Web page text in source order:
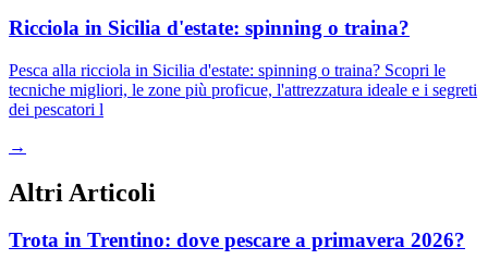
Ricciola in Sicilia d'estate: spinning o traina?
Pesca alla ricciola in Sicilia d'estate: spinning o traina? Scopri le
tecniche migliori, le zone più proficue, l'attrezzatura ideale e i segreti
dei pescatori l
→
Altri Articoli
Trota in Trentino: dove pescare a primavera 2026?